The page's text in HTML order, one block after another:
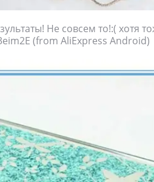
Не совсем то!:( хотя
(from AliExpress Android)